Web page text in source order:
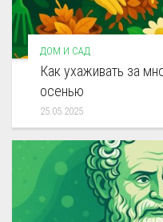
ДОМ И САД
Как ухаживать за
осенью
25.05.2025